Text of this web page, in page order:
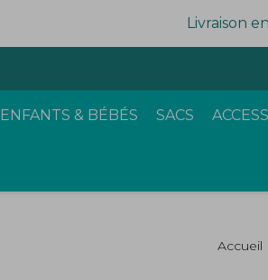
Livraison
ENFANTS & BÉBÉS SACS
Accueil